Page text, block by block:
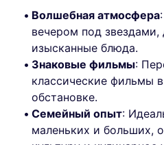
Волшебная атмосфера
вечером под звездами,
изысканные блюда.
Знаковые фильмы:
классические фильмы
обстановке.
Семейный опыт:
маленьких и больших,